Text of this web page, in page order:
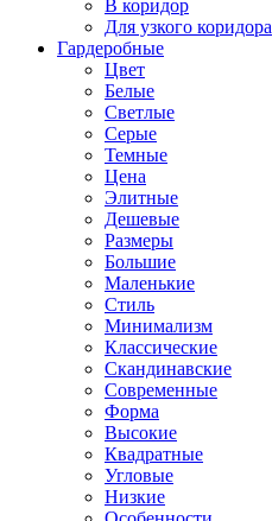
В коридор
Для узкого коридора
Гардеробные
Цвет
Белые
Светлые
Серые
Темные
Цена
Элитные
Дешевые
Размеры
Большие
Маленькие
Стиль
Минимализм
Классические
Скандинавские
Современные
Форма
Высокие
Квадратные
Угловые
Низкие